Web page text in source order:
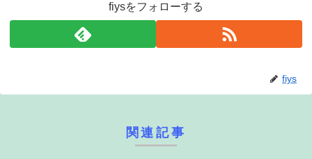
fiysをフォローする
fiys
関連記事